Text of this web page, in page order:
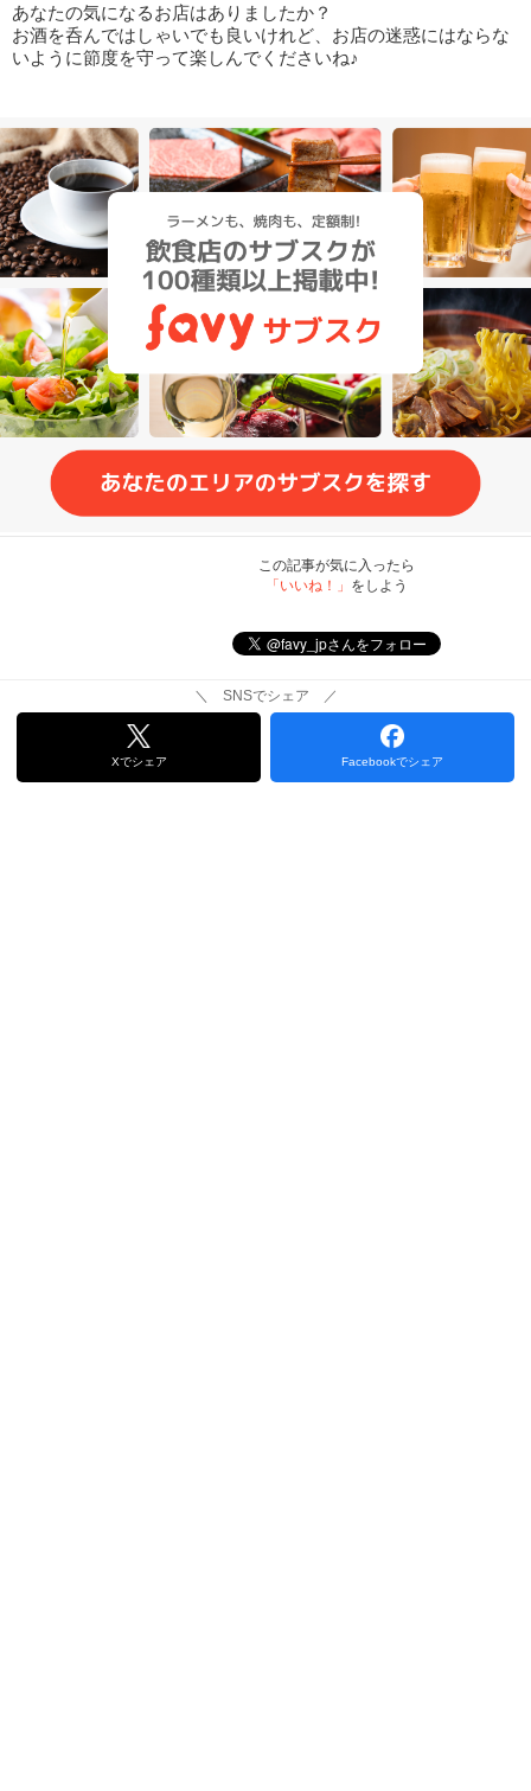
あなたの気になるお店はありましたか？
お酒を呑んではしゃいでも良いけれど、お店の迷惑にはならな
いように節度を守って楽しんでくださいね♪
この記事が気に入ったら
「いいね！」 をしよう
＼ SNSでシェア ／
Xでシェア Facebookでシェア